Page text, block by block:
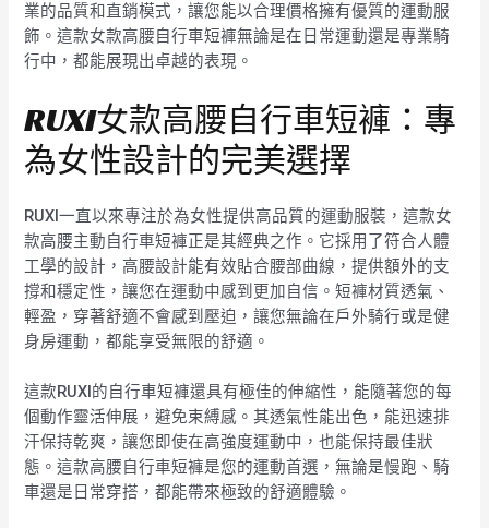
業的品質和直銷模式，讓您能以合理價格擁有優質的運動服
飾。這款女款高腰自行車短褲無論是在日常運動還是專業騎
行中，都能展現出卓越的表現。
RUXI女款高腰自行車短褲：專
為女性設計的完美選擇
RUXI一直以來專注於為女性提供高品質的運動服裝，這款女
款高腰主動自行車短褲正是其經典之作。它採用了符合人體
工學的設計，高腰設計能有效貼合腰部曲線，提供額外的支
撐和穩定性，讓您在運動中感到更加自信。短褲材質透氣、
輕盈，穿著舒適不會感到壓迫，讓您無論在戶外騎行或是健
身房運動，都能享受無限的舒適。
這款RUXI的自行車短褲還具有極佳的伸縮性，能隨著您的每
個動作靈活伸展，避免束縛感。其透氣性能出色，能迅速排
汗保持乾爽，讓您即使在高強度運動中，也能保持最佳狀
態。這款高腰自行車短褲是您的運動首選，無論是慢跑、騎
車還是日常穿搭，都能帶來極致的舒適體驗。